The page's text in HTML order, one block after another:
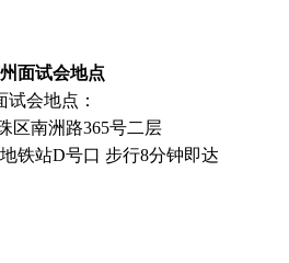
面试会地点
试会地点：
区南洲路365号二层
铁站D号口 步行8分钟即达